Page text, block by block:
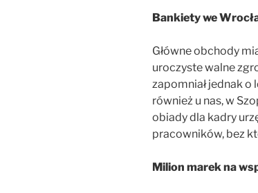
Bankiety we
Główne obchody
uroczyste walne
zapomniał jednak o
również u nas, w
obiady dla kadry
pracowników, bez
Milion marek na